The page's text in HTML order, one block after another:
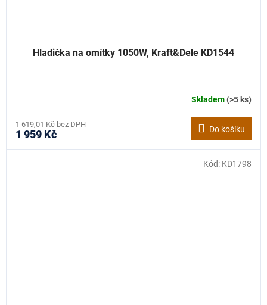
Hladička na omítky 1050W, Kraft&Dele KD1544
Skladem(>5 ks)
1 619,01 Kč bez DPH
1 959 Kč Do košíku
Kód: KD1798